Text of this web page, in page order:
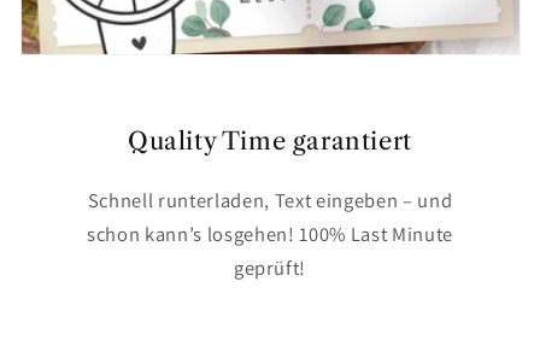
Quality Time garantiert
Schnell runterladen, Text eingeben – und
schon kann’s losgehen! 100% Last Minute
geprüft!